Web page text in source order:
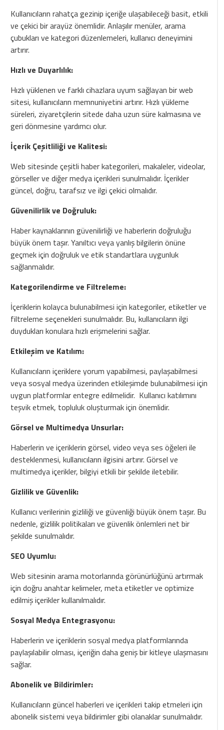
Kullanıcıların rahatça gezinip içeriğe ulaşabileceği basit, etkili
ve çekici bir arayüz önemlidir. Anlaşılır menüler, arama
çubukları ve kategori düzenlemeleri, kullanıcı deneyimini
artırır.
Hızlı ve Duyarlılık:
Hızlı yüklenen ve farklı cihazlara uyum sağlayan bir web
sitesi, kullanıcıların memnuniyetini artırır. Hızlı yükleme
süreleri, ziyaretçilerin sitede daha uzun süre kalmasına ve
geri dönmesine yardımcı olur.
İçerik Çeşitliliği ve Kalitesi:
Web sitesinde çeşitli haber kategorileri, makaleler, videolar,
görseller ve diğer medya içerikleri sunulmalıdır. İçerikler
güncel, doğru, tarafsız ve ilgi çekici olmalıdır.
Güvenilirlik ve Doğruluk:
Haber kaynaklarının güvenilirliği ve haberlerin doğruluğu
büyük önem taşır. Yanıltıcı veya yanlış bilgilerin önüne
geçmek için doğruluk ve etik standartlara uygunluk
sağlanmalıdır.
Kategorilendirme ve Filtreleme:
İçeriklerin kolayca bulunabilmesi için kategoriler, etiketler ve
filtreleme seçenekleri sunulmalıdır. Bu, kullanıcıların ilgi
duydukları konulara hızlı erişmelerini sağlar.
Etkileşim ve Katılım:
Kullanıcıların içeriklere yorum yapabilmesi, paylaşabilmesi
veya sosyal medya üzerinden etkileşimde bulunabilmesi için
uygun platformlar entegre edilmelidir. Kullanıcı katılımını
teşvik etmek, topluluk oluşturmak için önemlidir.
Görsel ve Multimedya Unsurlar:
Haberlerin ve içeriklerin görsel, video veya ses öğeleri ile
desteklenmesi, kullanıcıların ilgisini artırır. Görsel ve
multimedya içerikler, bilgiyi etkili bir şekilde iletebilir.
Gizlilik ve Güvenlik:
Kullanıcı verilerinin gizliliği ve güvenliği büyük önem taşır. Bu
nedenle, gizlilik politikaları ve güvenlik önlemleri net bir
şekilde sunulmalıdır.
SEO Uyumlu:
Web sitesinin arama motorlarında görünürlüğünü artırmak
için doğru anahtar kelimeler, meta etiketler ve optimize
edilmiş içerikler kullanılmalıdır.
Sosyal Medya Entegrasyonu:
Haberlerin ve içeriklerin sosyal medya platformlarında
paylaşılabilir olması, içeriğin daha geniş bir kitleye ulaşmasını
sağlar.
Abonelik ve Bildirimler:
Kullanıcıların güncel haberleri ve içerikleri takip etmeleri için
abonelik sistemi veya bildirimler gibi olanaklar sunulmalıdır.